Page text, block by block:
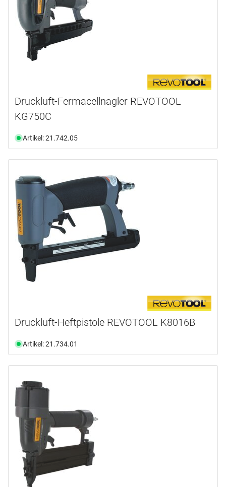
Druckluft-Fermacellnagler REVOTOOL
KG750C
Artikel: 21.742.05
Druckluft-Heftpistole REVOTOOL K8016B
Artikel: 21.734.01